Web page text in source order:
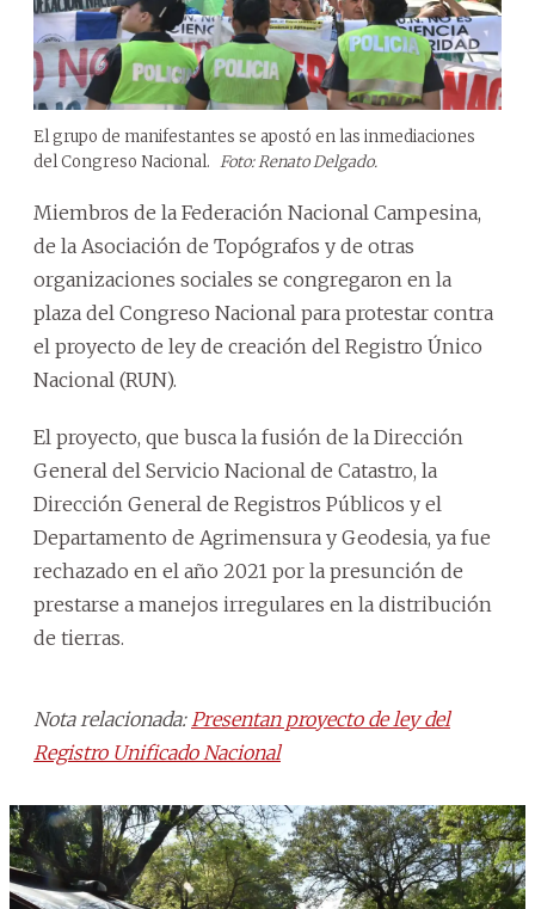
El grupo de manifestantes se apostó en las inmediaciones
del Congreso Nacional. Foto: Renato Delgado.
Miembros de la Federación Nacional Campesina,
de la Asociación de Topógrafos y de otras
organizaciones sociales se congregaron en la
plaza del Congreso Nacional para protestar contra
el proyecto de ley de creación del Registro Único
Nacional (RUN).
El proyecto, que busca la fusión de la Dirección
General del Servicio Nacional de Catastro, la
Dirección General de Registros Públicos y el
Departamento de Agrimensura y Geodesia, ya fue
rechazado en el año 2021 por la presunción de
prestarse a manejos irregulares en la distribución
de tierras.
Nota relacionada: Presentan proyecto de ley del
Registro Unificado Nacional